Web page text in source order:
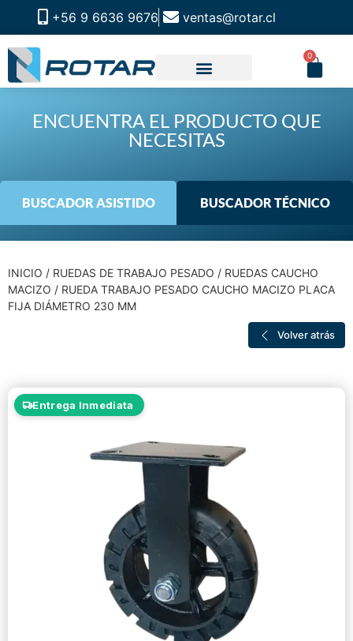
+56 9 6636 9676 ventas@rotar.cl
0
ENCUENTRA EL PRODUCTO QUE
NECESITAS
BUSCADOR ASISTIDO BUSCADOR TÉCNICO
INICIO / RUEDAS DE TRABAJO PESADO / RUEDAS CAUCHO
MACIZO / RUEDA TRABAJO PESADO CAUCHO MACIZO PLACA
FIJA DIÁMETRO 230 MM
Volver atrás
Entrega Inmediata